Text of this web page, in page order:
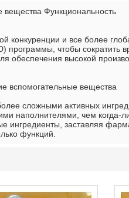
вещества Функциональность
конкуренции и все более
программы, чтобы сократить
обеспечения высокой
вспомогательные вещества
сложными активных
наполнителями, чем когда-
ингредиенты, заставляя
функций.